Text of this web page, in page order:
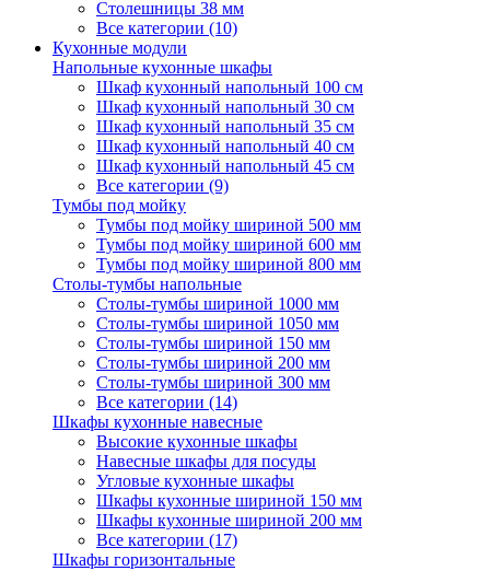
Столешницы 38 мм
Все категории (10)
Кухонные модули
Напольные кухонные шкафы
Шкаф кухонный напольный 100 см
Шкаф кухонный напольный 30 см
Шкаф кухонный напольный 35 см
Шкаф кухонный напольный 40 см
Шкаф кухонный напольный 45 см
Все категории (9)
Тумбы под мойку
Тумбы под мойку шириной 500 мм
Тумбы под мойку шириной 600 мм
Тумбы под мойку шириной 800 мм
Столы-тумбы напольные
Столы-тумбы шириной 1000 мм
Столы-тумбы шириной 1050 мм
Столы-тумбы шириной 150 мм
Столы-тумбы шириной 200 мм
Столы-тумбы шириной 300 мм
Все категории (14)
Шкафы кухонные навесные
Высокие кухонные шкафы
Навесные шкафы для посуды
Угловые кухонные шкафы
Шкафы кухонные шириной 150 мм
Шкафы кухонные шириной 200 мм
Все категории (17)
Шкафы горизонтальные